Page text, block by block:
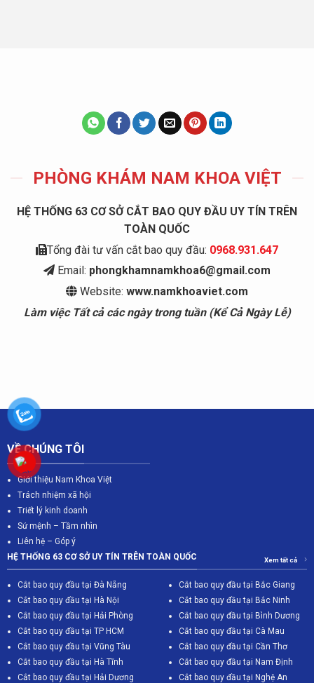
PHÒNG KHÁM NAM KHOA VIỆT
HỆ THỐNG 63 CƠ SỞ CẮT BAO QUY ĐẦU UY TÍN TRÊN
TOÀN QUỐC
Tổng đài tư vấn cắt bao quy đầu: 0968.931.647
Email: phongkhamnamkhoa6@gmail.com
Website: www.namkhoaviet.com
Làm việc Tất cả các ngày trong tuần (Kể Cả Ngày Lễ)
VỀ CHÚNG TÔI
Giới thiệu Nam Khoa Việt
Trách nhiệm xã hội
Triết lý kinh doanh
Sứ mệnh – Tầm nhìn
Liên hệ – Góp ý
HỆ THỐNG 63 CƠ SỞ UY TÍN TRÊN TOÀN QUỐC
Xem tất cả
Cắt bao quy đầu tại Đà Nẵng
Cắt bao quy đầu tại Hà Nội
Cắt bao quy đầu tại Hải Phòng
Cắt bao quy đầu tại TP HCM
Cắt bao quy đầu tại Vũng Tàu
Cắt bao quy đầu tại Bắc Giang
Cắt bao quy đầu tại Bắc Ninh
Cắt bao quy đầu tại Bình Dương
Cắt bao quy đầu tại Cà Mau
Cắt bao quy đầu tại Cần Thơ
Cắt bao quy đầu tại Hà Tĩnh
Cắt bao quy đầu tại Hải Dương
Cắt bao quy đầu tại Nam Định
Cắt bao quy đầu tại Nghệ An